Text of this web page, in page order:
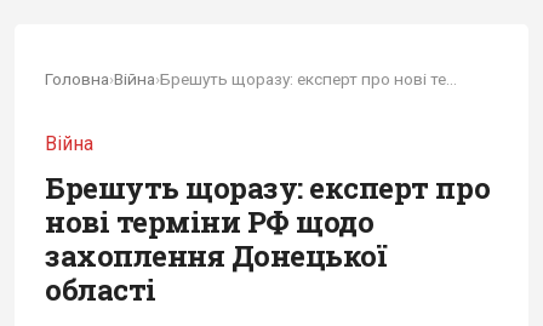
Головна›Війна›
Війна
Брешуть щоразу: експерт про
нові терміни РФ щодо
захоплення Донецької
області